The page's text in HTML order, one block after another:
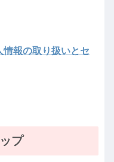
報の取り扱いとセ
プ